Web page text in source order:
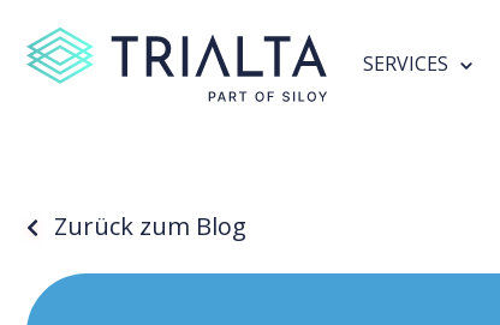
SERVICES
Zurück zum Blog